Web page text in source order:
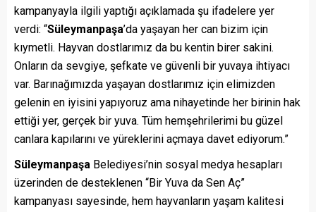
kampanyayla ilgili yaptığı açıklamada şu ifadelere yer
verdi: “Süleymanpaşa’da yaşayan her can bizim için
kıymetli. Hayvan dostlarımız da bu kentin birer sakini.
Onların da sevgiye, şefkate ve güvenli bir yuvaya ihtiyacı
var. Barınağımızda yaşayan dostlarımız için elimizden
gelenin en iyisini yapıyoruz ama nihayetinde her birinin hak
ettiği yer, gerçek bir yuva. Tüm hemşehrilerimi bu güzel
canlara kapılarını ve yüreklerini açmaya davet ediyorum.”
Süleymanpaşa Belediyesi’nin sosyal medya hesapları
üzerinden de desteklenen “Bir Yuva da Sen Aç”
kampanyası sayesinde, hem hayvanların yaşam kalitesi